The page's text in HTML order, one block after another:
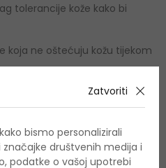
tolerancije kože kako bi
koja ne oštećuju kožu tijekom
ceramida i dovodi do bolje
barijeru kože i pomaže
kao što su iritacija i zatezanje
- zbog svog antibakterijskog
Zatvoriti
bismo personalizirali
društvenih medija i
podatke o vašoj upotrebi